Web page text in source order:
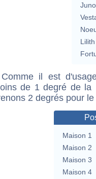
Lilith
il est
de 1 degré de la
2 degrés pour
Maison 1
Maison 2
Maison 3
Maison 4